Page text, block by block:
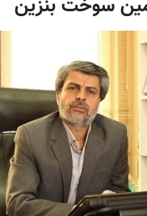
سوخت بنزین